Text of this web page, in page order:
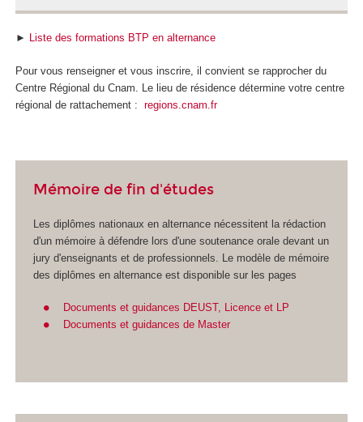
► Liste des formations BTP en alternance
Pour vous renseigner et vous inscrire, il convient se rapprocher du
Centre Régional du Cnam. Le lieu de résidence détermine votre centre
régional de rattachement : regions.cnam.fr
Mémoire de fin d'études
Les diplômes nationaux en alternance nécessitent la rédaction
d'un mémoire à défendre lors d'une soutenance orale devant un
jury d'enseignants et de professionnels. Le modèle de mémoire
des diplômes en alternance est disponible sur les pages
Documents et guidances DEUST, Licence et LP
Documents et guidances de Master